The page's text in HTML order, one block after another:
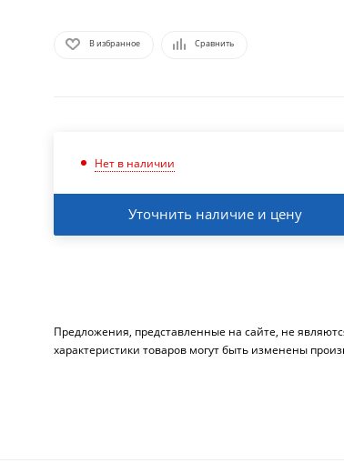
В избранное Сравнить
Нет в наличии
Уточнить наличие и цену
Предложения, представленные на сайте, не
характеристики товаров могут быть изменены